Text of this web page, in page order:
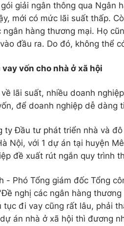
giải ngân thông qua Ngân
mới có mức lãi suất thấp.
ngân hàng thương mại. Họ
đầu ra. Do đó, không thể
vốn cho nhà ở xã hội
lãi suất, nhiều doanh
để doanh nghiệp dễ dàng
ty Đầu tư phát triển nhà và
Nội, với 1 dự án tại huyện
đề xuất rút ngắn quy trình
- Phó Tổng giám đốc Tổng
nghị các ngân hàng
tục đi vay cũng rất lâu, phải
án nhà ở xã hội thì đương